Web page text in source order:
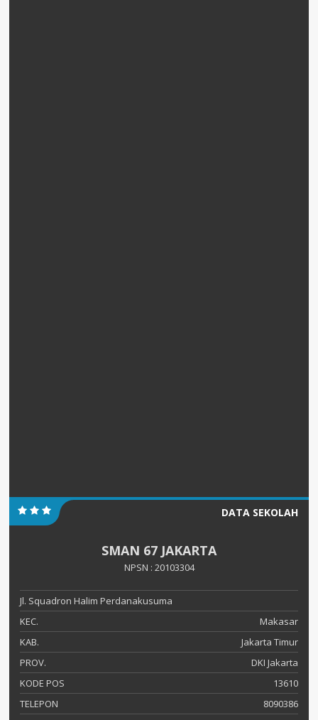
DATA SEKOLAH
SMAN 67 JAKARTA
NPSN : 20103304
Jl. Squadron Halim Perdanakusuma
KEC.
Makasar
KAB.
Jakarta Timur
PROV.
DKI Jakarta
KODE POS
13610
TELEPON
8090386